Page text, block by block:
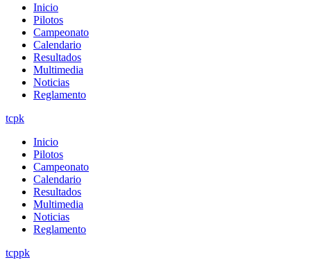
Inicio
Pilotos
Campeonato
Calendario
Resultados
Multimedia
Noticias
Reglamento
tcpk
Inicio
Pilotos
Campeonato
Calendario
Resultados
Multimedia
Noticias
Reglamento
tcppk